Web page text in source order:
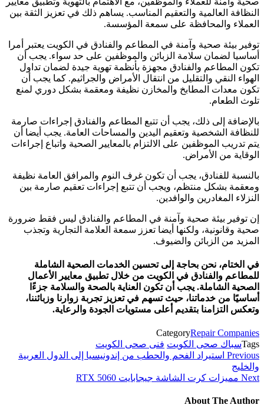
النظافة العالمية والتعقيم المناسب. يساهم ذلك في تعزيز الثقة بين
العملاء والمحافظة على سمعة المؤسسة.
توفير بيئة صحية وآمنة في المطاعم والفنادق في الكويت يعتبر أمرا
أساسيا لضمان سلامة الزبائن والموظفين على حد سواء. يجب أن
تكون المطاعم والفنادق مجهزة بأنظمة تهوية جيدة لضمان تداول
الهواء النقي والتقليل من انتقال الأمراض والجراثيم. كما يجب أن
تكون معدات المطابخ والمخازن نظيفة ومعقمة بشكل دوري لمنع
تلوث الطعام.
بالإضافة إلى ذلك، يجب أن تتبع المطاعم والفنادق إجراءات صارمة
للنظافة الشخصية وتعقيم اليدين والمساحات العامة. يجب أيضا أن
يتم تدريب الموظفين على الالتزام بالمعايير الصحية واتباع إجراءات
الوقاية من الأمراض.
بالنسبة للفنادق، يجب أن تكون غرف النوم والمرافق العامة نظيفة
ومعقمة بشكل منتظم، ويجب أن تتبع إجراءات تعقيم صارمة بين
النزلاء المغادرين والوافدين.
إن توفير بيئة صحية وآمنة في المطاعم والفنادق ليس فقط ضرورة
صحية وقانونية، ولكنها أيضا تعزز سمعة العلامة التجارية وتجذب
المزيد من الزبائن والضيوف.
في الختام، نحن بحاجة إلى تحسين الخدمات الصحية الشاملة
للمطاعم والفنادق في الكويت من خلال تطبيق معايير الأعمال
الصحية الشاملة. يجب أن تكون العناية بالصحة والسلامة جزءًا
أساسيًا من خدماتنا، حيث تسهم في تعزيز تجربة زوارنا وزبائننا،
وتعكس التزامنا بتقديم أعلى مستويات الجودة والرعاية.
CategoryRepair Companies
Tagsسباك صحى الكويت فنى صحى الكويت
تصفّح
المقالات
Previous
Post
Previous استيراد الفحم والحطب من إندونيسيا إلى الدول العربية
والخليج
Next
Next مميزات كرت الشاشة جيجابايت RTX 5060
About The Author